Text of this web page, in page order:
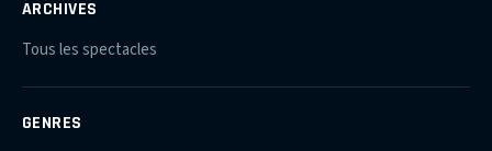
ARCHIVES
Tous les spectacles
GENRES